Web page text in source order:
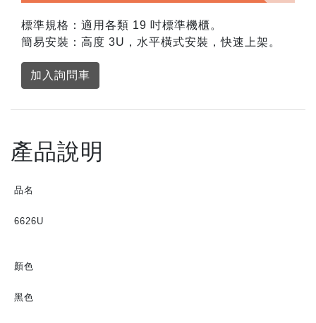
標準規格：適用各類 19 吋標準機櫃。
簡易安裝：高度 3U，水平橫式安裝，快速上架。
加入詢問車
產品說明
品名
6626U
顏色
黑色